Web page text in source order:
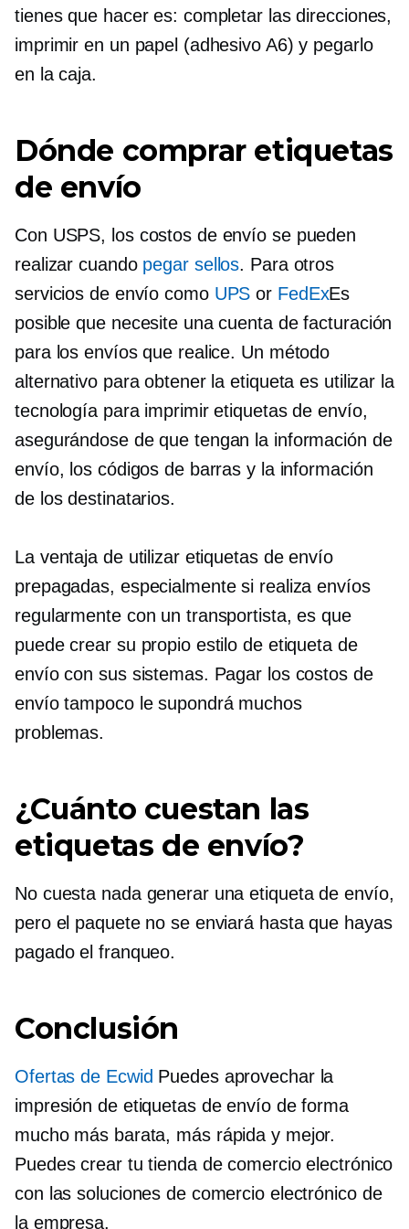
tienes que hacer es: completar las direcciones,
imprimir en un papel (adhesivo A6) y pegarlo
en la caja.
Dónde comprar etiquetas
de envío
Con USPS, los costos de envío se pueden
realizar cuando pegar sellos. Para otros
servicios de envío como UPS or FedExEs
posible que necesite una cuenta de facturación
para los envíos que realice. Un método
alternativo para obtener la etiqueta es utilizar la
tecnología para imprimir etiquetas de envío,
asegurándose de que tengan la información de
envío, los códigos de barras y la información
de los destinatarios.
La ventaja de utilizar etiquetas de envío
prepagadas, especialmente si realiza envíos
regularmente con un transportista, es que
puede crear su propio estilo de etiqueta de
envío con sus sistemas. Pagar los costos de
envío tampoco le supondrá muchos
problemas.
¿Cuánto cuestan las
etiquetas de envío?
No cuesta nada generar una etiqueta de envío,
pero el paquete no se enviará hasta que hayas
pagado el franqueo.
Conclusión
Ofertas de Ecwid Puedes aprovechar la
impresión de etiquetas de envío de forma
mucho más barata, más rápida y mejor.
Puedes crear tu tienda de comercio electrónico
con las soluciones de comercio electrónico de
la empresa.